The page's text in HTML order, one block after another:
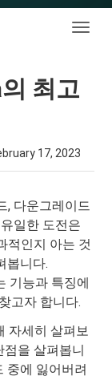
전
최고
17, 2023
, 다운그레이드
일한 도전은
적인지 아는 것
봅니다.
기능과 특징에
고자 합니다.
자세히 살펴보
을 살펴봅니
중에 잃어버려